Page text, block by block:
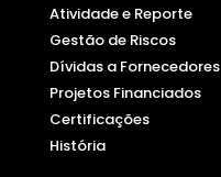
Atividade e Reporte
Gestão de Riscos
Dívidas a Fornecedores
Projetos Financiados
Certificações
História